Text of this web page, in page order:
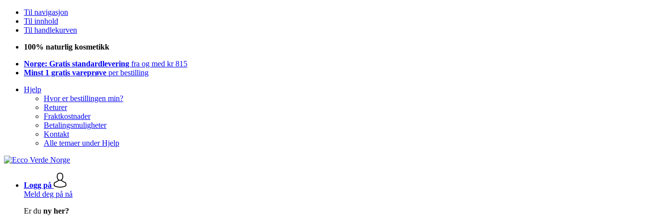
Til navigasjon
Til innhold
Til handlekurven
100% naturlig kosmetikk
Norge: Gratis standardlevering fra og med kr 815
Minst 1 gratis vareprøve per bestilling
Hjelp
Hvor er bestillingen min?
Returer
Fraktkostnader
Betalingsmuligheter
Kontakt
Alle temaer under Hjelp
Logg på
Meld deg på nå
Er du ny her?